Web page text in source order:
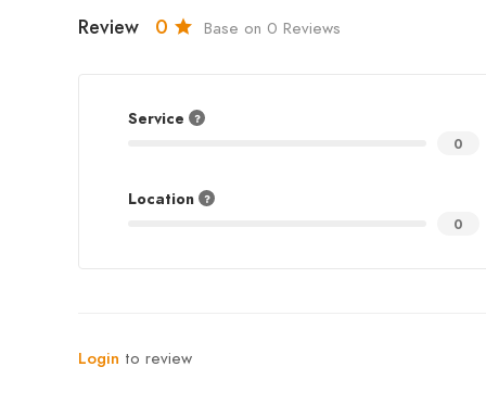
Review 0 Base on 0 Reviews
Service
0
Location
0
Login to review